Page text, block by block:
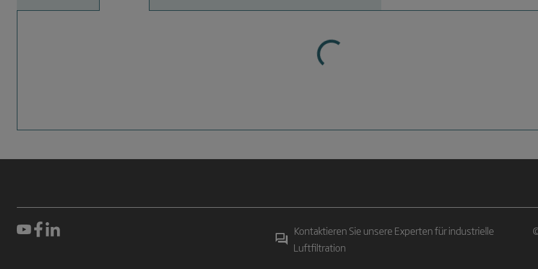
Kontaktieren Sie unsere Experten für industrielle
Luftfiltration